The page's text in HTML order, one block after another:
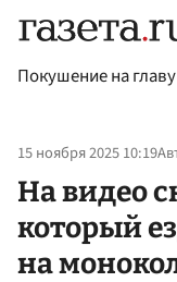
Покушение на
15 ноября 2025 10:19
На видео
который
на